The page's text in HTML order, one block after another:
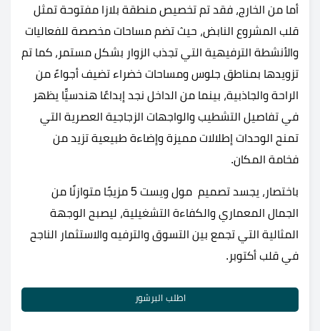
أما من الخارج، فقد تم تخصيص منطقة بلازا مفتوحة تمثل
قلب المشروع النابض، حيث تضم مساحات مخصصة للفعاليات
والأنشطة الترفيهية التي تجذب الزوار بشكل مستمر، كما تم
تزويدها بمناطق جلوس ومساحات خضراء تضيف أجواءً من
الراحة والجاذبية، بينما من الداخل نجد إبداعًا هندسيًّا يظهر
في تفاصيل التشطيب والواجهات الزجاجية العصرية التي
تمنح الوحدات إطلالات مميزة وإضاءة طبيعية تزيد من
فخامة المكان.
باختصار، يجسد تصميم مول ويست 5 مزيجًا متوازنًا من
الجمال المعماري والكفاءة التشغيلية، ليصبح الوجهة
المثالية التي تجمع بين التسوق والترفيه والاستثمار الناجح
في قلب أكتوبر.
اطلب البرشور